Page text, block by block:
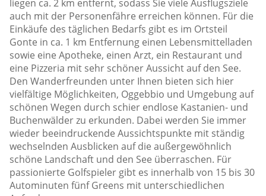
liegen ca. 2 km entfernt, sodass Sie viele Ausflugsziele
auch mit der Personenfähre erreichen können. Für die
Einkäufe des täglichen Bedarfs gibt es im Ortsteil
Gonte in ca. 1 km Entfernung einen Lebensmittelladen
sowie eine Apotheke, einen Arzt, ein Restaurant und
eine Pizzeria mit sehr schöner Aussicht auf den See.
Den Wanderfreunden unter Ihnen bieten sich hier
vielfältige Möglichkeiten, Oggebbio und Umgebung auf
schönen Wegen durch schier endlose Kastanien- und
Buchenwälder zu erkunden. Dabei werden Sie immer
wieder beeindruckende Aussichtspunkte mit ständig
wechselnden Ausblicken auf die außergewöhnlich
schöne Landschaft und den See überraschen. Für
passionierte Golfspieler gibt es innerhalb von 15 bis 30
Autominuten fünf Greens mit unterschiedlichen